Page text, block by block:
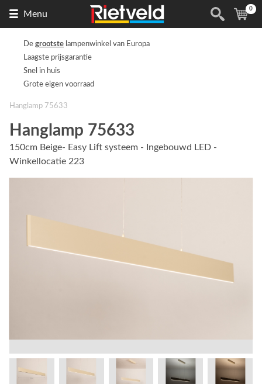
Menu
de
(
0
De grootste lampenwinkel van Europa
Laagste prijsgarantie
Snel in huis
Grote eigen voorraad
Hanglamp 75633
Hanglamp 75633
150cm Beige- Easy Lift systeem - Ingebouwd LED -
Winkellocatie 223